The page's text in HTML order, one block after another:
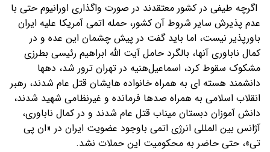
اگرچه طیفی در کشور معتقدند در صورت واگذاری اورانیوم حتی با
عدم پذیرش سایر شروط آن کشور، حمله اتمی آمریکا علیه ایران
باورپذیر نیست، اما باید گفت در پیش چشمان این عده و در
کمال ناباوری آنها، بالگرد حامل آیت الله ابراهیم رئیسی بطرزی
مشکوک سقوط کرد، اسماعیل‌هنیه در تهران ترور شد، دهها
دانشمند هسته ای به همراه خانواده هایشان قتل عام شدند، رهبر
انقلاب اسلامی به همراه صدها فرمانده و غیرنظامی شهید شدند،
دانش آموزان دبستان میناب قتل عام شدند و در کمال ناباوری،
آژانس بین المللی انرژی اتمی باوجود عضویت ایران در «ان پی
تی»، حتی حاضر به محکومیت این حملات نشد.